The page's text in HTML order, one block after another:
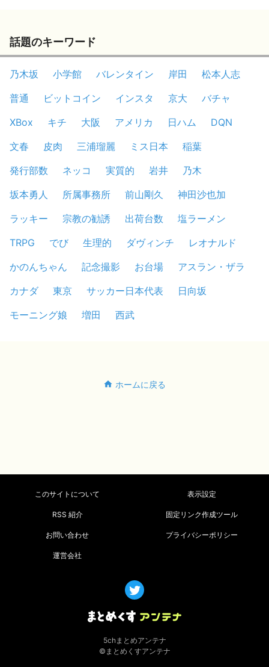
話題のキーワード
乃木坂 小学館 バレンタイン 岸田
松本人志
普通
ビットコイン インスタ 京大
バチャ
XBox
キチ 大阪 アメリカ 日ハム
DQN
文春
皮肉 三浦瑠麗 ミス日本
稲葉
発行部数
ネッコ 実質的 岩井
乃木
坂本勇人
所属事務所 前山剛久
神田沙也加
ラッキー
宗教の勧誘 出荷台数
塩ラーメン
TRPG
でび 生理的 ダヴィンチ
レオナルド
かのんちゃん
記念撮影 お台場
アスラン・ザラ
カナダ
東京 サッカー日本代表
日向坂
モーニング娘
増田 西武
ホームに戻る
このサイトについて 表示設定
RSS 紹介 固定リンク作成ツール
お問い合わせ プライバシーポリシー
運営会社
5chまとめアンテナ
©まとめくすアンテナ